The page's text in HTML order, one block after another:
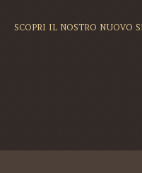
SCOPRI IL NOSTRO NUOVO